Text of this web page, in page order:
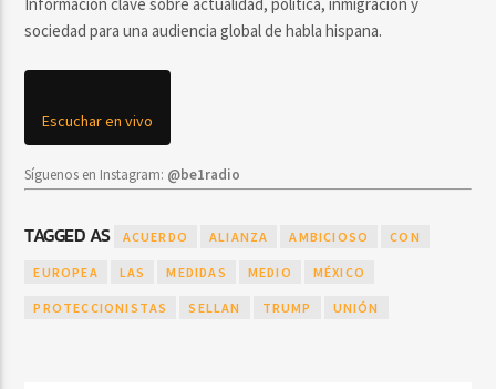
Información clave sobre actualidad, política, inmigración y
sociedad para una audiencia global de habla hispana.
Escuchar en vivo
Síguenos en Instagram: @be1radio
TAGGED AS ACUERDO ALIANZA AMBICIOSO CON
EUROPEA LAS MEDIDAS MEDIO MÉXICO
PROTECCIONISTAS SELLAN TRUMP UNIÓN